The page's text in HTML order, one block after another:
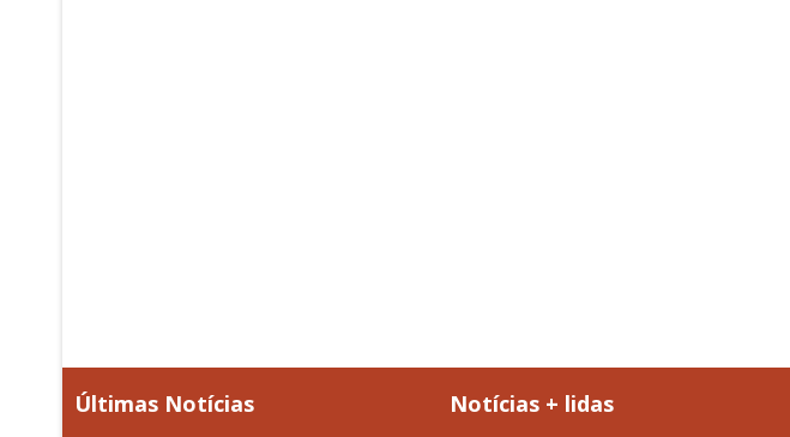
Últimas Notícias Notícias + lidas